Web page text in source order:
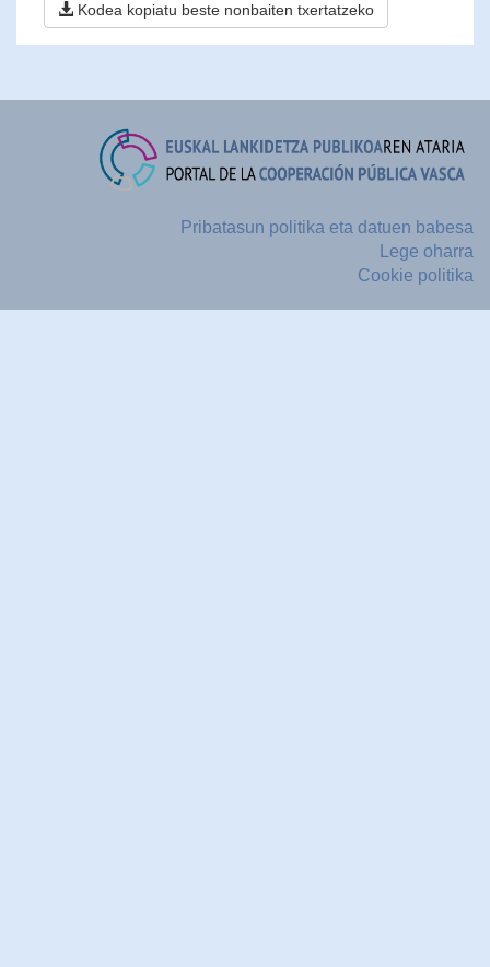
Kodea kopiatu beste nonbaiten txertatzeko
Pribatasun politika eta datuen babesa
Lege oharra
Cookie politika